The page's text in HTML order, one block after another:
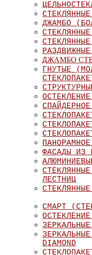
ДЖАМБО
ДЖАМБО
ГНУТЫЕ
ФАСАДЫ ИЗ
ЛЕСТНИЦ
СМАРТ
DIAMOND